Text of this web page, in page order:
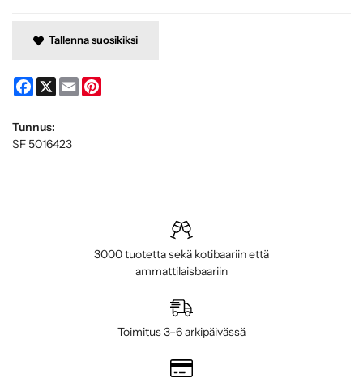
Tallenna suosikiksi
Facebook
X Email
Tunnus:
SF 5016423
3000 tuotetta sekä kotibaariin että
ammattilaisbaariin
Toimitus 3–6 arkipäivässä